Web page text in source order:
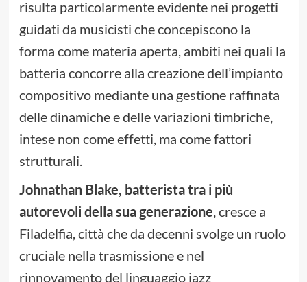
risulta particolarmente evidente nei progetti
guidati da musicisti che concepiscono la
forma come materia aperta, ambiti nei quali la
batteria concorre alla creazione dell’impianto
compositivo mediante una gestione raffinata
delle dinamiche e delle variazioni timbriche,
intese non come effetti, ma come fattori
strutturali.
Johnathan Blake, batterista tra i più
autorevoli della sua generazione, cresce a
Filadelfia, città che da decenni svolge un ruolo
cruciale nella trasmissione e nel
rinnovamento del linguaggio jazz